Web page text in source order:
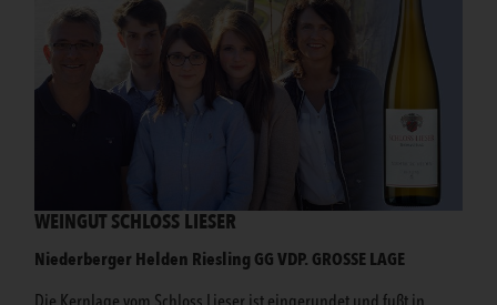
WEINGUT SCHLOSS LIESER
Niederberger Helden Riesling GG VDP. GROSSE LAGE